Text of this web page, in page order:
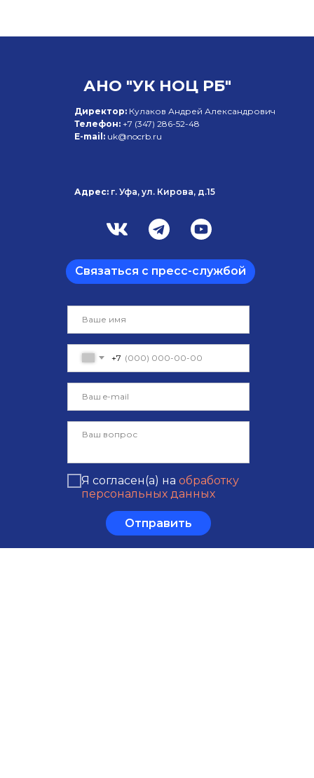
+7
Я согласен(а) на обработку
персональных данных
Отправить
АНО "УК НОЦ РБ"
Директор: Кулаков Андрей Александрович
Телефон: +7 (347) 286-52-48
E-mail: uk@nocrb.ru
Адрес: г. Уфа, ул. Кирова, д.15
Связаться с пресс-службой